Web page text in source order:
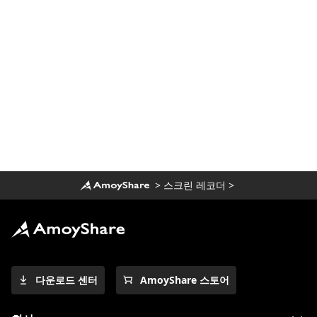
> 스크린 레코더 >
다운로드 센터 AmoyShare 스토어